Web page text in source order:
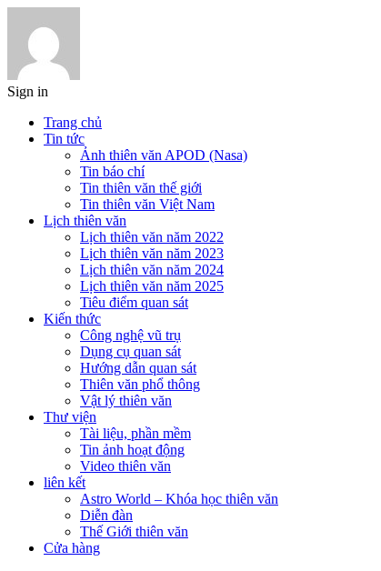
Sign in
Trang chủ
Tin tức
Ảnh thiên văn APOD (Nasa)
Tin báo chí
Tin thiên văn thế giới
Tin thiên văn Việt Nam
Lịch thiên văn
Lịch thiên văn năm 2022
Lịch thiên văn năm 2023
Lịch thiên văn năm 2024
Lịch thiên văn năm 2025
Tiêu điểm quan sát
Kiến thức
Công nghệ vũ trụ
Dụng cụ quan sát
Hướng dẫn quan sát
Thiên văn phổ thông
Vật lý thiên văn
Thư viện
Tài liệu, phần mềm
Tin ảnh hoạt động
Video thiên văn
liên kết
Astro World – Khóa học thiên văn
Diễn đàn
Thế Giới thiên văn
Cửa hàng